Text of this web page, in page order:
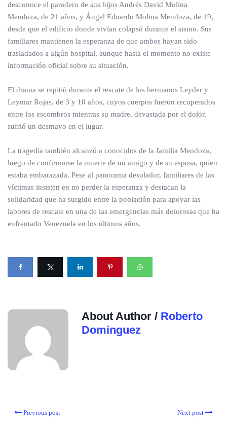
desconoce el paradero de sus hijos Andrés David Molina
Mendoza, de 21 años, y Ángel Eduardo Molina Mendoza, de 19,
desde que el edificio donde vivían colapsó durante el sismo. Sus
familiares mantienen la esperanza de que ambos hayan sido
trasladados a algún hospital, aunque hasta el momento no existe
información oficial sobre su situación.
El drama se repitió durante el rescate de los hermanos Leyder y
Leymar Rojas, de 3 y 10 años, cuyos cuerpos fueron recuperados
entre los escombros mientras su madre, devastada por el dolor,
sufrió un desmayo en el lugar.
La tragedia también alcanzó a conocidos de la familia Mendoza,
luego de confirmarse la muerte de un amigo y de su esposa, quien
estaba embarazada. Pese al panorama desolador, familiares de las
víctimas insisten en no perder la esperanza y destacan la
solidaridad que ha surgido entre la población para apoyar las
labores de rescate en una de las emergencias más dolorosas que ha
enfrentado Venezuela en los últimos años.
About Author / Roberto
Dominguez
Previous post Next post